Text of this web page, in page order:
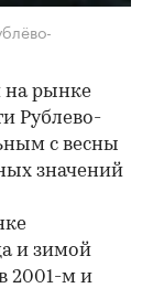
на рынке
Рублево-
с весны
значений
и зимой
2001-м и